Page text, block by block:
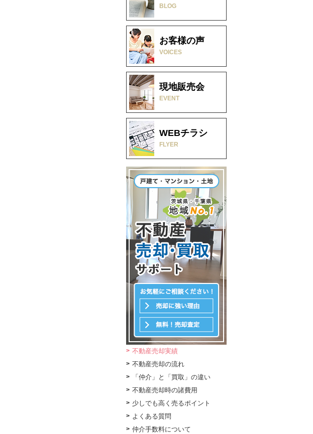
BLOG
お客様の声
VOICES
現地販売会
EVENT
WEBチラシ
FLYER
不動産売却実績
不動産売却の流れ
「仲介」と「買取」の違い
不動産売却時の諸費用
少しでも高く売るポイント
よくある質問
仲介手数料について